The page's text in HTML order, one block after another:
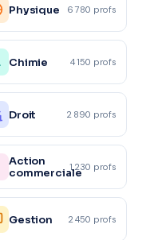
Physique 6 780 profs
Chimie 4 150 profs
Droit 2 890 profs
Action
commerciale1 230 profs
Gestion 2 450 profs